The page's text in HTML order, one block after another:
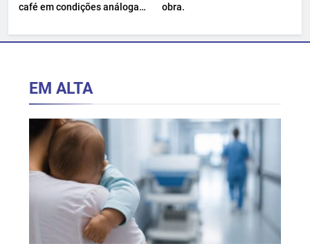
café em condições análogas
obra.
EM ALTA